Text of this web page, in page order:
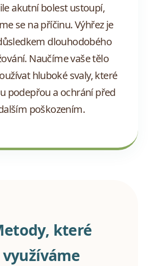
akutní bolest ustoupí,
se na příčinu. Výhřez je
dlouhodobého
Naučíme vaše tělo
hluboké svaly, které
podepřou a ochrání před
poškozením.
které
využíváme